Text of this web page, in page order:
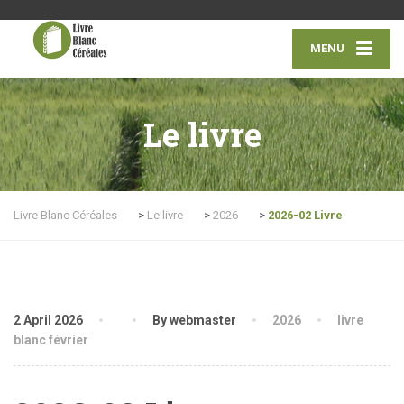
MENU
Le livre
Livre Blanc Céréales > Le livre > 2026 > 2026-02 Livre
2 April 2026 By webmaster 2026
livre
blanc février